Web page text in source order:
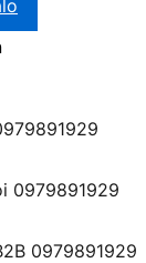
0979891929
0979891929